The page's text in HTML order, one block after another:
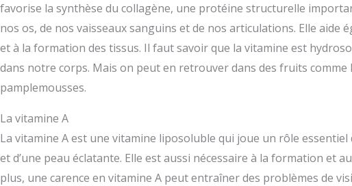
favorise la synthèse du collagène, une protéine structurelle
nos os, de nos vaisseaux sanguins et de nos articulations. Elle aide
et à la formation des tissus. Il faut savoir que la vitamine est
dans notre corps. Mais on peut en retrouver dans des fruits comme
pamplemousses.
La vitamine A
La vitamine A est une vitamine liposoluble qui joue un rôle essentiel
et d’une peau éclatante. Elle est aussi nécessaire à la formation et
plus, une carence en vitamine A peut entraîner des problèmes de